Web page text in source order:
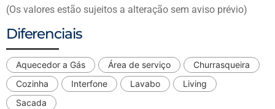
(Os valores estão sujeitos a alteração sem aviso prévio)
Diferenciais
Aquecedor a Gás Área de serviço
Churrasqueira
Cozinha
Interfone Lavabo
Living
Sacada